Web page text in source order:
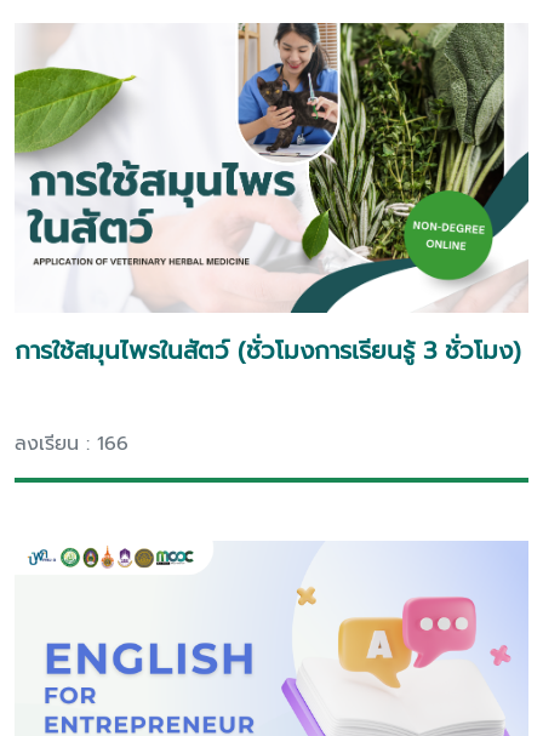
การใช้สมุนไพรในสัตว์ (ชั่วโมงการเรียนรู้ 3 ชั่วโมง)
ลงเรียน : 166